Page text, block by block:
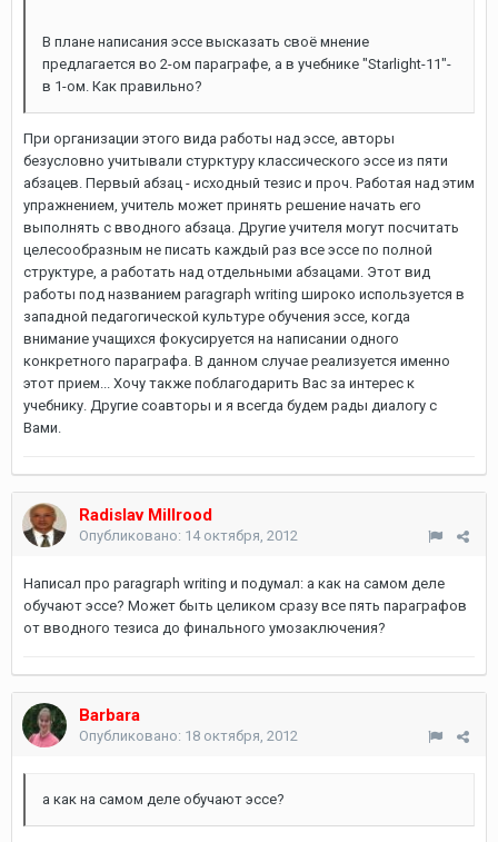
В плане написания эссе высказать своё мнение
предлагается во 2-ом параграфе, а в учебнике "Starlight-11"-
в 1-ом. Как правильно?
При организации этого вида работы над эссе, авторы
безусловно учитывали стурктуру классического эссе из пяти
абзацев. Первый абзац - исходный тезис и проч. Работая над этим
упражнением, учитель может принять решение начать его
выполнять с вводного абзаца. Другие учителя могут посчитать
целесообразным не писать каждый раз все эссе по полной
структуре, а работать над отдельными абзацами. Этот вид
работы под названием paragraph writing широко используется в
западной педагогической культуре обучения эссе, когда
внимание учащихся фокусируется на написании одного
конкретного параграфа. В данном случае реализуется именно
этот прием... Хочу также поблагодарить Вас за интерес к
учебнику. Другие соавторы и я всегда будем рады диалогу с
Вами.
Radislav Millrood
Опубликовано: 14 октября, 2012
Написал про paragraph writing и подумал: а как на самом деле
обучают эссе? Может быть целиком сразу все пять параграфов
от вводного тезиса до финального умозаключения?
Barbara
Опубликовано: 18 октября, 2012
а как на самом деле обучают эссе?